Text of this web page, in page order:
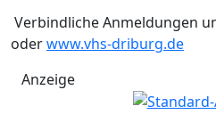
Verbindliche Anmeldungen
oderwww.vhs-driburg.de
Anzeige